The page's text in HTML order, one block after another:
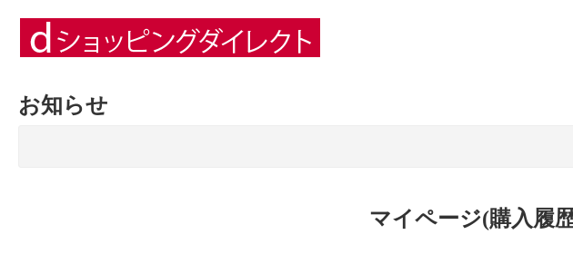
お知らせ
マイページ(購入履